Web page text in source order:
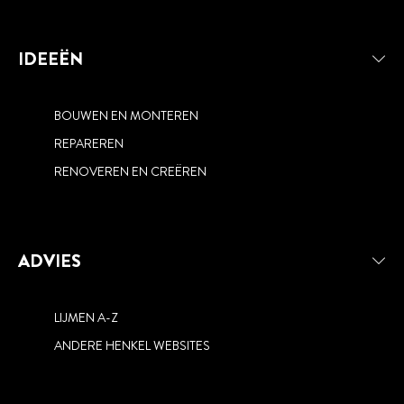
IDEEËN
BOUWEN EN MONTEREN
REPAREREN
RENOVEREN EN CREËREN
ADVIES
LIJMEN A-Z
ANDERE HENKEL WEBSITES